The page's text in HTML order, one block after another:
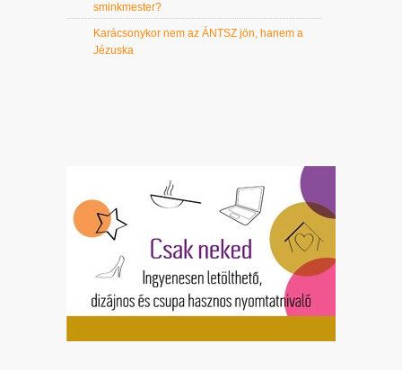
sminkmester?
Karácsonykor nem az ÁNTSZ jön, hanem a
Jézuska